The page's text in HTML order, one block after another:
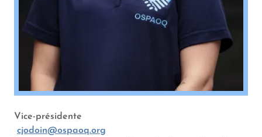
Vice-présidente
cjodoin@ospaoq.org